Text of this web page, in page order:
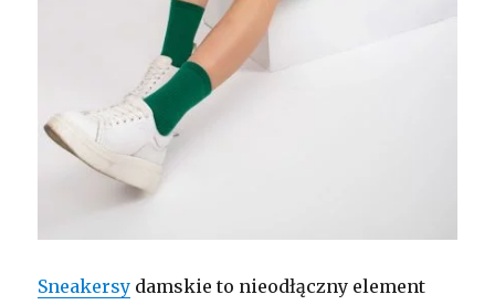
Sneakersy damskie to nieodłączny element